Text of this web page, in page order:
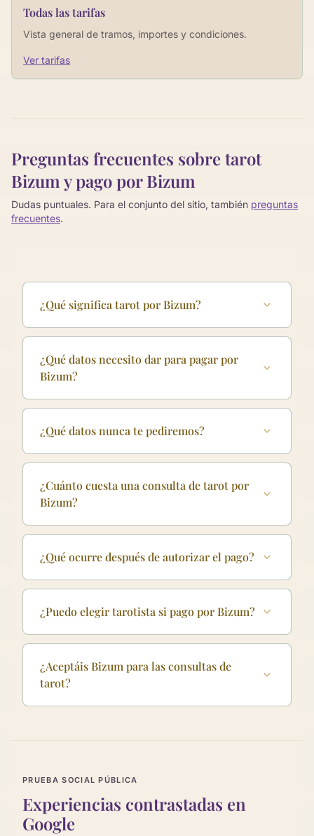
Todas las tarifas
Vista general de tramos, importes y condiciones.
Ver tarifas
Preguntas frecuentes sobre tarot
Bizum y pago por Bizum
Dudas puntuales. Para el conjunto del sitio, también preguntas
frecuentes.
¿Qué significa tarot por Bizum?
¿Qué datos necesito dar para pagar por
Bizum?
¿Qué datos nunca te pediremos?
¿Cuánto cuesta una consulta de tarot por
Bizum?
¿Qué ocurre después de autorizar el pago?
¿Puedo elegir tarotista si pago por Bizum?
¿Aceptáis Bizum para las consultas de
tarot?
PRUEBA SOCIAL PÚBLICA
Experiencias contrastadas en
Google